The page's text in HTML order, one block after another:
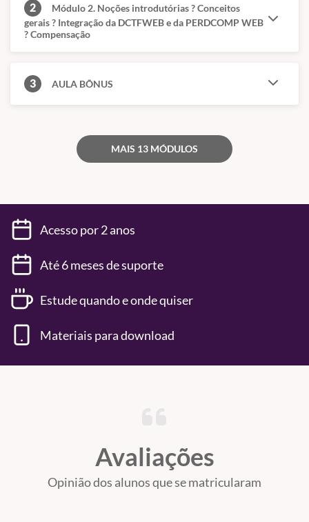
2
Módulo 2. Noções introdutórias ? Conceitos
gerais ? Integração da DCTFWEB e da PERDCOMP WEB
? Compensação
3 AULA BÔNUS
MAIS 13 MÓDULOS
Acesso por 2 anos
Até 6 meses de suporte
Estude quando e onde quiser
Materiais para download
Avaliações
Opinião dos alunos que se matricularam